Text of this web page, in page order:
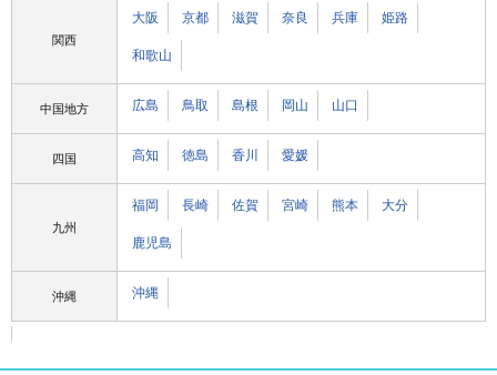
関西
大阪 京都 滋賀 奈良 兵庫 姫路
和歌山
中国地方 広島 鳥取 島根 岡山 山口
四国 高知 徳島 香川 愛媛
九州
福岡 長崎 佐賀 宮崎 熊本 大分
鹿児島
沖縄 沖縄